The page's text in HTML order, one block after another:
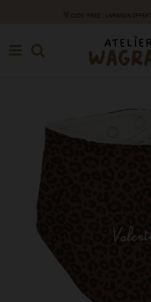
CODE "FREE" : LIVRAISON